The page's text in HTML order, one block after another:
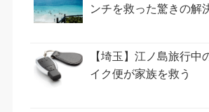
ンチを救った驚きの解
【埼玉】江ノ島旅行
イク便が家族を救う